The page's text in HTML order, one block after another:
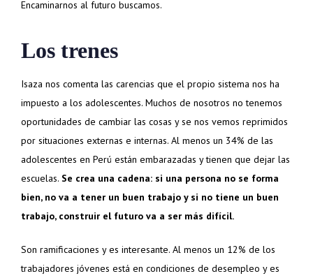
Encaminarnos al futuro buscamos.
Los trenes
Isaza nos comenta las carencias que el propio sistema nos ha
impuesto a los adolescentes. Muchos de nosotros no tenemos
oportunidades de cambiar las cosas y se nos vemos reprimidos
por situaciones externas e internas. Al menos un 34% de las
adolescentes en Perú están embarazadas y tienen que dejar las
escuelas. Se crea una cadena: si una persona no se forma
bien, no va a tener un buen trabajo y si no tiene un buen
trabajo, construir el futuro va a ser más difícil.
Son ramificaciones y es interesante. Al menos un 12% de los
trabajadores jóvenes está en condiciones de desempleo y es